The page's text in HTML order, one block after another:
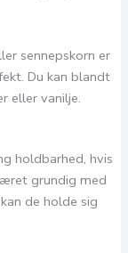
sennepskorn er
Du kan blandt
eller vanilje.
holdbarhed, hvis
grundig med
de holde sig